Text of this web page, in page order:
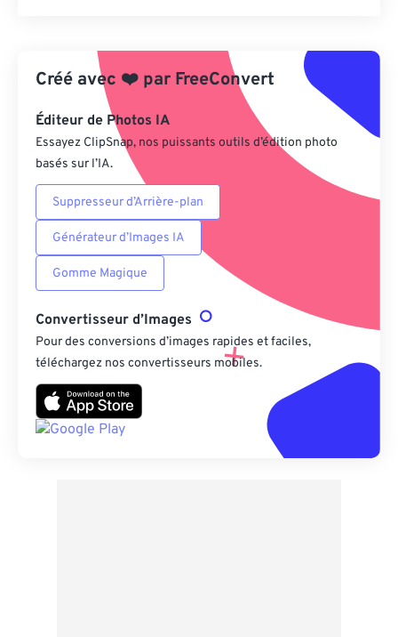
Appliquer à partir du préréglage
Enregistrer comme préréglage
Créé avec ❤️ par FreeConvert
Éditeur de Photos IA
Essayez ClipSnap, nos puissants outils d’édition photo
basés sur l’IA.
Suppresseur d’Arrière-plan
Générateur d’Images IA
Gomme Magique
Convertisseur d’Images
Pour des conversions d’images rapides et faciles,
téléchargez nos convertisseurs mobiles.